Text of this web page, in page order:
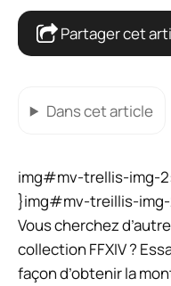
Partager cet
Dans cet article
img#mv-trellis-img-
}img#mv-treillis-img-
Vous cherchez
collection FFXIV ?
façon d’obtenir la